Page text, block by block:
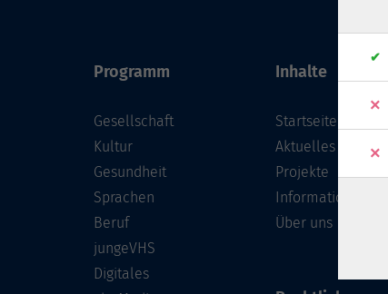
Programm
Gesellschaft
Kultur
Gesundheit
Sprachen
Beruf
jungeVHS
Digitales
Inhalte
Startseite
Aktuelles
Projekte
Informationen
Über uns